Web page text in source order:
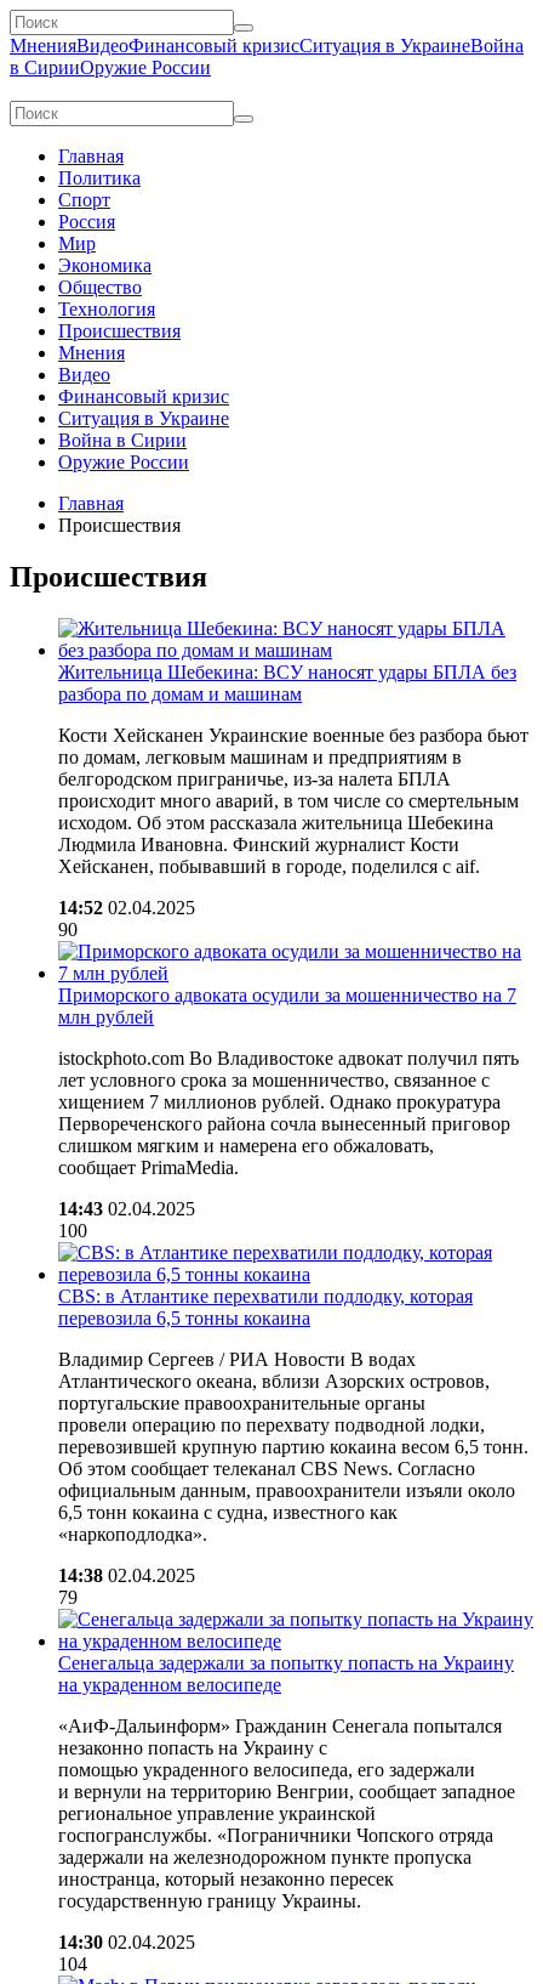
МненияВидеоФинансовый кризисСитуация в УкраинеВойна
в СирииОружие России
Главная
Политика
Спорт
Россия
Мир
Экономика
Общество
Технология
Происшествия
Мнения
Видео
Финансовый кризис
Ситуация в Украине
Война в Сирии
Оружие России
Главная
Происшествия
Происшествия
Жительница Шебекина: ВСУ наносят удары БПЛА без
разбора по домам и машинам
Кости Хейсканен Украинские военные без разбора бьют
по домам, легковым машинам и предприятиям в
белгородском приграничье, из-за налета БПЛА
происходит много аварий, в том числе со смертельным
исходом. Об этом рассказала жительница Шебекина
Людмила Ивановна. Финский журналист Кости
Хейсканен, побывавший в городе, поделился с aif.
14:52 02.04.2025
90
Приморского адвоката осудили за мошенничество на 7
млн рублей
istockphoto.com Во Владивостоке адвокат получил пять
лет условного срока за мошенничество, связанное с
хищением 7 миллионов рублей. Однако прокуратура
Первореченского района сочла вынесенный приговор
слишком мягким и намерена его обжаловать,
сообщает PrimaMedia.
14:43 02.04.2025
100
CBS: в Атлантике перехватили подлодку, которая
перевозила 6,5 тонны кокаина
Владимир Сергеев / РИА Новости В водах
Атлантического океана, вблизи Азорских островов,
португальские правоохранительные органы
провели операцию по перехвату подводной лодки,
перевозившей крупную партию кокаина весом 6,5 тонн.
Об этом сообщает телеканал CBS News. Согласно
официальным данным, правоохранители изъяли около
6,5 тонн кокаина с судна, известного как
«наркоподлодка».
14:38 02.04.2025
79
Сенегальца задержали за попытку попасть на Украину
на украденном велосипеде
«АиФ-Дальинформ» Гражданин Сенегала попытался
незаконно попасть на Украину с
помощью украденного велосипеда, его задержали
и вернули на территорию Венгрии, сообщает западное
региональное управление украинской
госпогранслужбы. «Пограничники Чопского отряда
задержали на железнодорожном пункте пропуска
иностранца, который незаконно пересек
государственную границу Украины.
14:30 02.04.2025
104